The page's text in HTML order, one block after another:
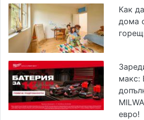
Как
дома
макс:
евро!